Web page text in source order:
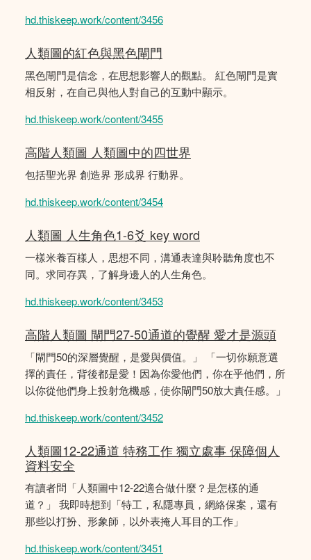
hd.thiskeep.work/content/3456
人類圖的紅色與黑色閘門
黑色閘門是信念，在思想影響人的觀點。 紅色閘門是實
相反射，在自己與他人對自己的互動中顯示。
hd.thiskeep.work/content/3455
高階人類圖 人類圖中的四世界
包括聖光界 創造界 形成界 行動界。
hd.thiskeep.work/content/3454
人類圖 人生角色1-6爻 key word
一樣米養百樣人，思想不同，溝通表達與聆聽角度也不
同。求同存異，了解身邊人的人生角色。
hd.thiskeep.work/content/3453
高階人類圖 閘門27-50通道的覺醒 愛才是源頭
「閘門50的深層覺醒，是愛與價值。」 「一切你願意選
擇的責任，背後都是愛！因為你愛他們，你在乎他們，所
以你從他們身上投射危機感，使你閘門50放大責任感。」
hd.thiskeep.work/content/3452
人類圖12-22通道 特務工作 獨立處事 保障個人
資料安全
有讀者問「人類圖中12-22適合做什麼？是怎樣的通
道？」 我即時想到「特工，私隱專員，網絡保案，還有
那些以打扮、形象師，以外表掩人耳目的工作」
hd.thiskeep.work/content/3451